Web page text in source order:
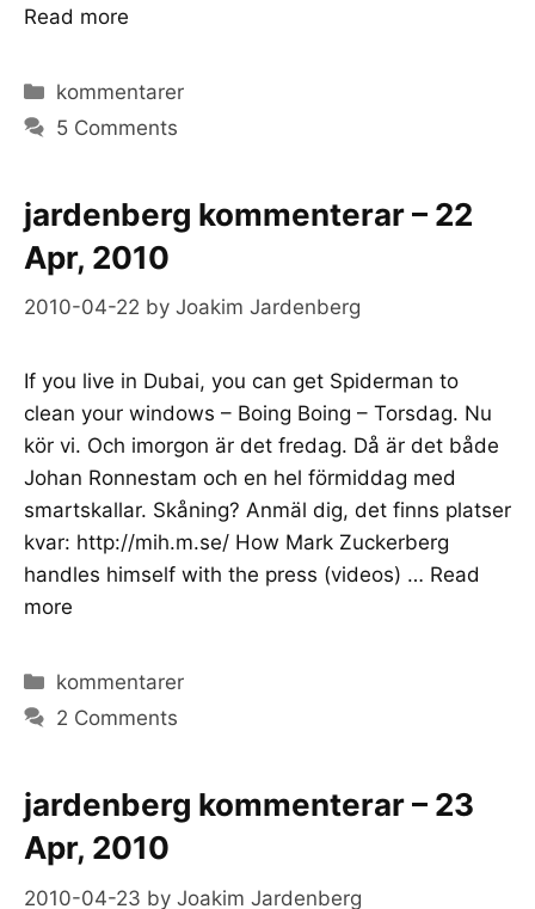
Read more
Categories
kommentarer
5 Comments
jardenberg kommenterar – 22
Apr, 2010
2010-04-22 by Joakim Jardenberg
If you live in Dubai, you can get Spiderman to
clean your windows – Boing Boing – Torsdag. Nu
kör vi. Och imorgon är det fredag. Då är det både
Johan Ronnestam och en hel förmiddag med
smartskallar. Skåning? Anmäl dig, det finns platser
kvar: http://mih.m.se/ How Mark Zuckerberg
handles himself with the press (videos) … Read
more
Categories
kommentarer
2 Comments
jardenberg kommenterar – 23
Apr, 2010
2010-04-23 by Joakim Jardenberg